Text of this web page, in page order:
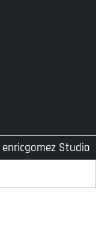
enricgomez Studio